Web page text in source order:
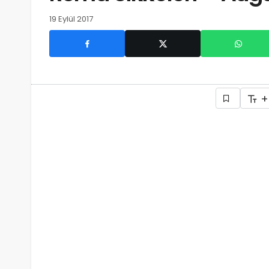
19 Eylül 2017
+